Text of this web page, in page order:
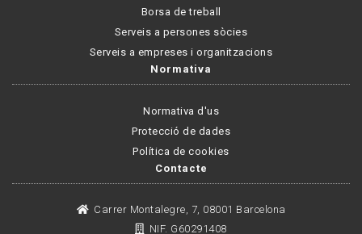
Borsa de treball
Serveis a persones sòcies
Serveis a empreses i organitzacions
Normativa
Normativa d'us
Protecció de dades
Política de cookies
Contacte
Carrer Montalegre, 7, 08001 Barcelona
NIF. G60291408